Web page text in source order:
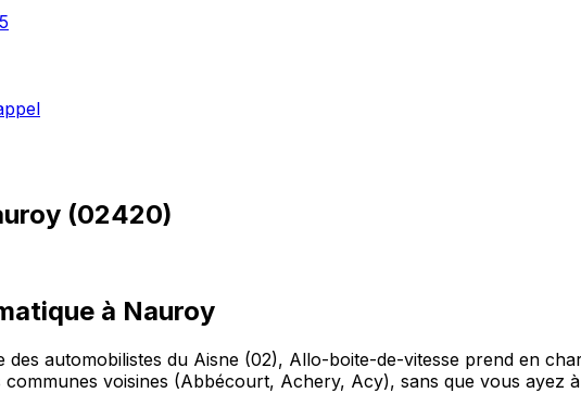
(02420)
à Nauroy
automobilistes du Aisne (02), Allo-boite-de-vitesse prend en
voisines (Abbécourt, Achery, Acy), sans que vous ayez